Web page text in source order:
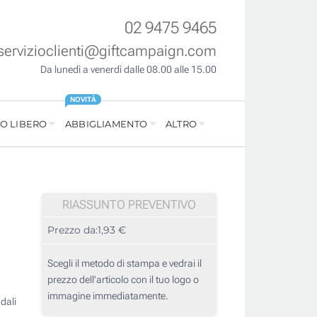
02 9475 9465
Da lunedì a venerdì dalle 08.00 alle 15.00
LIBERO ABBIGLIAMENTO
NOVITÀ
ALTRO
RIASSUNTO PREVENTIVO
Prezzo da:1,93 €
Scegli il metodo di stampa e vedrai il
prezzo dell'articolo con il tuo logo o
immagine immediatamente.